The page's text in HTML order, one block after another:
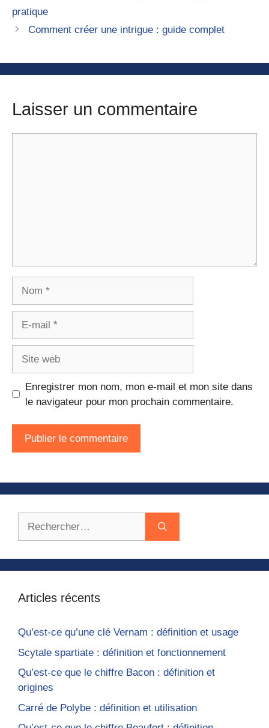
pratique
Comment créer une intrigue : guide complet
Laisser un commentaire
Enregistrer mon nom, mon e-mail et mon site dans
le navigateur pour mon prochain commentaire.
Articles récents
Qu’est-ce qu’une clé Vernam : définition et usage
Scytale spartiate : définition et fonctionnement
Qu’est-ce que le chiffre Bacon : définition et
origines
Carré de Polybe : définition et utilisation